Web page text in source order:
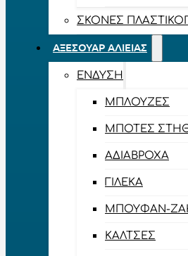
ΣΚΌΝΕΣ
ΑΞΕΣΟΥΆΡ ΑΛΙΕΊΑΣ
ΈΝΔΥΣΗ
ΜΠΛΟΎΖΕΣ
ΜΠΌΤΕΣ
ΑΔΙΆΒΡΟΧΑ
ΓΙΛΈΚΑ
ΜΠΟΥΦΆΝ-
ΚΆΛΤΣΕΣ